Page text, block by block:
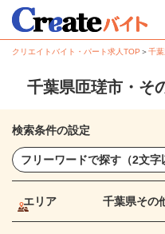
クリエイトバイト・パート求人TOP ＞千
千葉県匝瑳市・そ
検索条件の設定
エリア 千葉県その